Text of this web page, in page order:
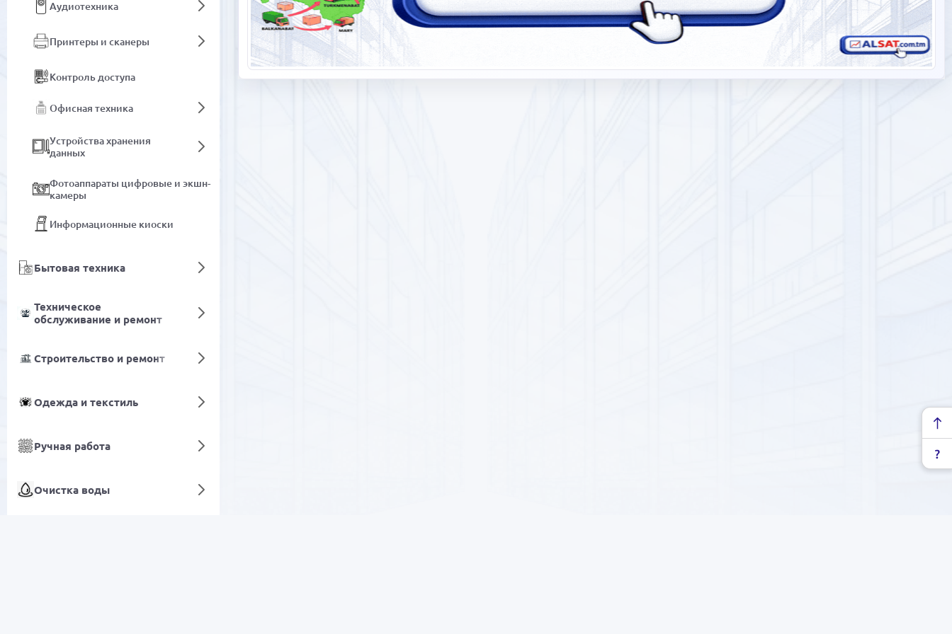
Аудиотехника
Принтеры и сканеры
Контроль доступа
Офисная техника
Устройства хранения
данных
Фотоаппараты цифровые и экшн-
камеры
Информационные киоски
Бытовая техника
Техническое
обслуживание и ремонт
Строительство и ремонт
Одежда и текстиль
Ручная работа
Очистка воды